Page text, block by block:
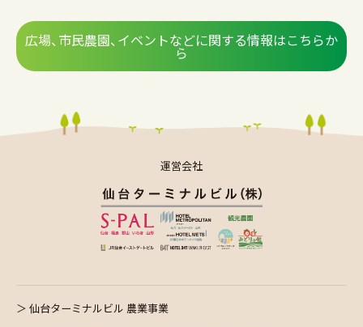
広場、市民農園、イベントなどに関する情報はこちらか
ら
運営会社
仙台ターミナルビル 農業事業